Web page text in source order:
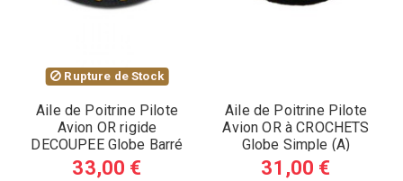
Rupture de Stock
Aile de Poitrine Pilote
Avion OR rigide
DECOUPEE Globe Barré
Bleu Blanc Rouge sur...
33,00 €
Aile de Poitrine Pilote
Avion OR à CROCHETS
Globe Simple (A)
31,00 €